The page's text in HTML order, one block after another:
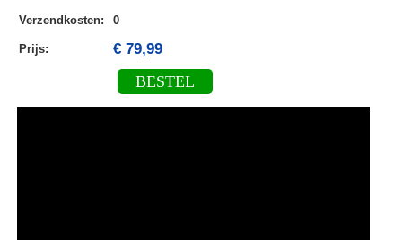
Verzendkosten: 0
Prijs: € 79,99
BESTEL